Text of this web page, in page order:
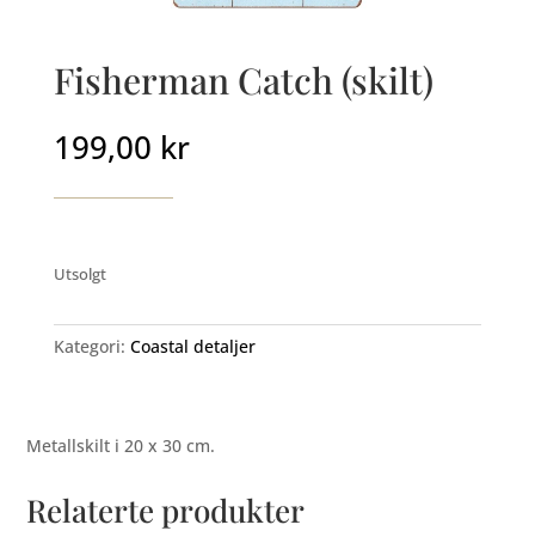
Fisherman Catch (skilt)
199,00 kr
Utsolgt
Kategori: Coastal detaljer
Metallskilt i 20 x 30 cm.
Relaterte produkter